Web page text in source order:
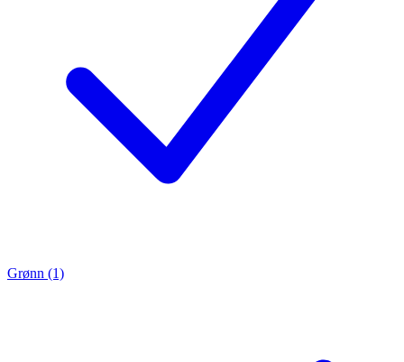
Grønn (1)